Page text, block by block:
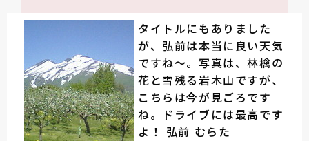
タイトルにもありました
が、弘前は本当に良い天気
ですね～。写真は、林檎の
花と雪残る岩木山ですが、
こちらは今が見ごろです
ね。ドライブには最高です
よ！ 弘前 むらた